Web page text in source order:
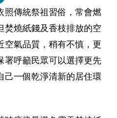
照傳統祭祖習俗，常會燃
焚燒紙錢及香枝排放的空
空氣品質，稍有不慎，更
署呼籲民眾可以選擇更先
己一個乾淨清新的居住環